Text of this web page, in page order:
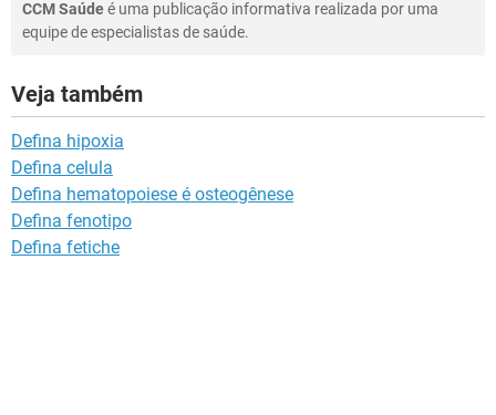
CCM Saúdeé uma publicação informativa realizada por uma
equipe de especialistas de saúde.
Veja também
Defina hipoxia
Defina celula
Defina hematopoiese é osteogênese
Defina fenotipo
Defina fetiche